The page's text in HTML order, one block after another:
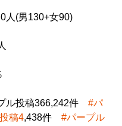
人(男130+女90)
ル投稿366,242件 #パ
稿4,438件 #パープル